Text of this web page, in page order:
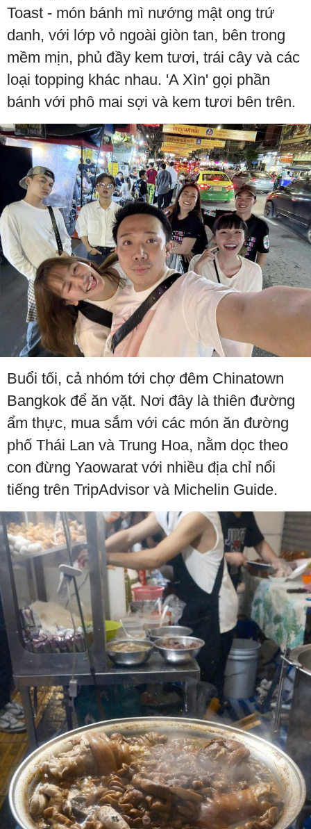
Toast - món bánh mì nướng mật ong trứ
danh, với lớp vỏ ngoài giòn tan, bên trong
mềm mịn, phủ đầy kem tươi, trái cây và các
loại topping khác nhau. 'A Xìn' gọi phần
bánh với phô mai sợi và kem tươi bên trên.
Buổi tối, cả nhóm tới chợ đêm Chinatown
Bangkok để ăn vặt. Nơi đây là thiên đường
ẩm thực, mua sắm với các món ăn đường
phố Thái Lan và Trung Hoa, nằm dọc theo
con đừng Yaowarat với nhiều địa chỉ nổi
tiếng trên TripAdvisor và Michelin Guide.